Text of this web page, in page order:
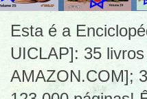
Esta é a
UICLAP]: 35
AMAZON.COM];